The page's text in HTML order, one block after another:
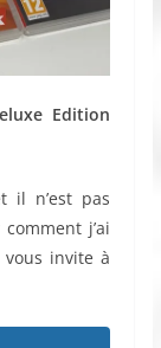
Edition
il n’est pas
j’ai
invite à